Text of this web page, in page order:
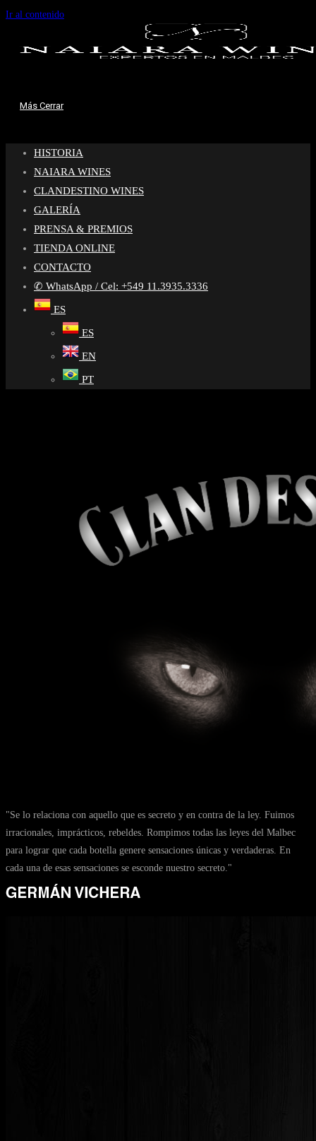
Ir al contenido
Más Cerrar
HISTORIA
NAIARA WINES
CLANDESTINO WINES
GALERÍA
PRENSA & PREMIOS
TIENDA ONLINE
CONTACTO
✆ WhatsApp / Cel: +549 11.3935.3336
ES
ES
EN
PT
"Se lo relaciona con aquello que es secreto y en contra de la ley. Fuimos
irracionales, imprácticos, rebeldes. Rompimos todas las leyes del Malbec
para lograr que cada botella genere sensaciones únicas y verdaderas. En
cada una de esas sensaciones se esconde nuestro secreto."